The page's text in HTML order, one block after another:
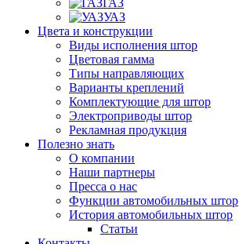
ГАЗ
УАЗ
Цвета и конструкции
Виды исполнения штор
Цветовая гамма
Типы направляющих
Варианты креплений
Комплектующие для штор
Электроприводы штор
Рекламная продукция
Полезно знать
О компании
Наши партнеры
Пресса о нас
Функции автомобильных штор
История автомобильных штор
Статьи